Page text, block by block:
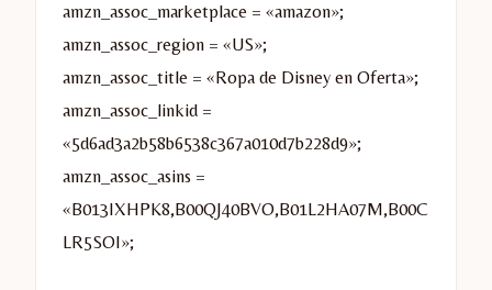
amzn_assoc_marketplace = «amazon»;
amzn_assoc_region = «US»;
amzn_assoc_title = «Ropa de Disney en Oferta»;
amzn_assoc_linkid =
«5d6ad3a2b58b6538c367a010d7b228d9»;
amzn_assoc_asins =
«B013IXHPK8,B00QJ40BVO,B01L2HA07M,B00C
LR5SOI»;